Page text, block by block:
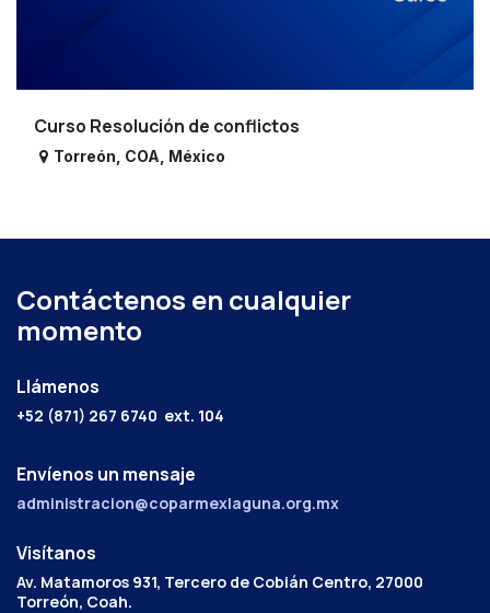
Curso Resolución de conflictos
Torreón COA México
Contáctenos en cualquier
momento
Llámenos
+52 (871) 267 6740 ext. 104
Envíenos un mensaje
administracion@coparmexlaguna.org.mx
Visítanos
Av. Matamoros 931, Tercero de Cobián Centro, 27000
Torreón, Coah.